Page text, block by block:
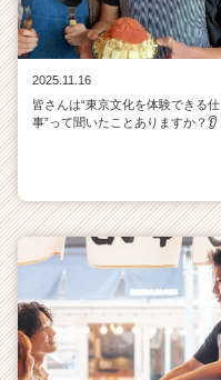
2025.11.16
皆さんは“東京文化を体験できる仕
事”って聞いたことありますか？👂